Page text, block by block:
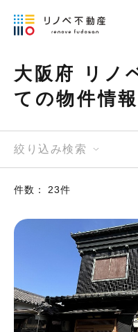
大阪府 リノ
ての物件情報
絞り込み検索
件数： 23件